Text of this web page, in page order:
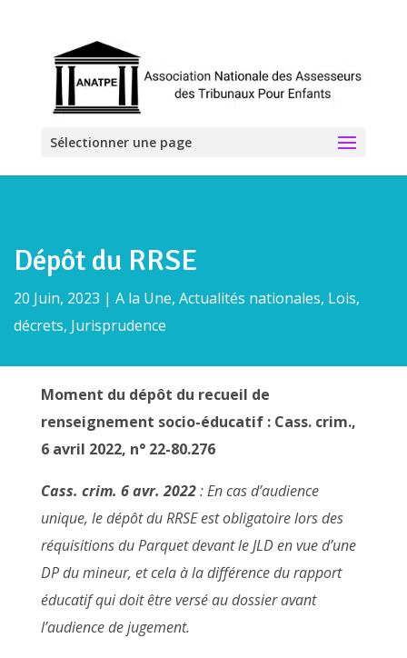
Sélectionner une page
Dépôt du RRSE
20 Juin, 2023 | A la Une, Actualités nationales, Lois,
décrets, Jurisprudence
Moment du dépôt du recueil de
renseignement socio-éducatif : Cass. crim.,
6 avril 2022, n° 22-80.276
Cass. crim. 6 avr. 2022: En cas d’audience
unique, le dépôt du RRSE est obligatoire lors des
réquisitions du Parquet devant le JLD en vue d’une
DP du mineur, et cela à la différence du rapport
éducatif qui doit être versé au dossier avant
l’audience de jugement.